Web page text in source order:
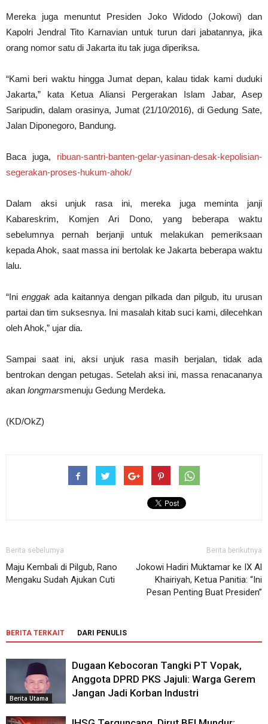
Mereka juga menuntut Presiden Joko Widodo (Jokowi) dan
Kapolri Jendral Tito Karnavian untuk turun dari jabatannya, jika
orang nomor satu di Jakarta itu tak juga diperiksa.
“Kami beri waktu hingga Jumat depan, kalau tidak kami duduki
Jakarta,” kata Ketua Aliansi Pergerakan Islam Jabar, Asep
Saripudin, dalam orasinya, Jumat (21/10/2016), di Gedung Sate,
Jalan Diponegoro, Bandung.
Baca juga, ribuan-santri-banten-gelar-yasinan-desak-kepolisian-
segerakan-proses-hukum-ahok/
Dalam aksi unjuk rasa ini, mereka juga meminta janji
Kabareskrim, Komjen Ari Dono, yang beberapa waktu
sebelumnya pernah berjanji untuk melakukan pemeriksaan
kepada Ahok, saat massa ini bertolak ke Jakarta beberapa waktu
lalu.
“Ini enggakada kaitannya dengan pilkada dan pilgub, itu urusan
partai dan tim suksesnya. Ini masalah kitab suci kami, dilecehkan
oleh Ahok,” ujar dia.
Sampai saat ini, aksi unjuk rasa masih berjalan, tidak ada
bentrokan dengan petugas. Setelah aksi ini, massa renacananya
akan longmarsmenuju Gedung Merdeka.
(KD/OkZ)
Berita sebelumya
Maju Kembali di Pilgub, Rano
Mengaku Sudah Ajukan Cuti
Berita berikutnya
Jokowi Hadiri Muktamar ke IX Al
Khairiyah, Ketua Panitia: “Ini
Pesan Penting Buat Presiden”
BERITA TERKAIT DARI PENULIS
Berita Utama
Dugaan Kebocoran Tangki PT Vopak,
Anggota DPRD PKS Jajuli: Warga Gerem
Jangan Jadi Korban Industri